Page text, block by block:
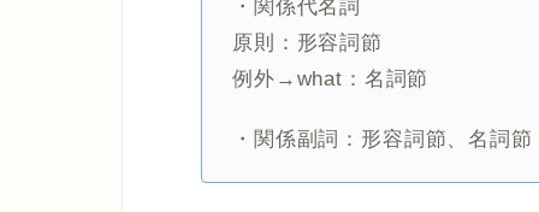
・関係代名詞
原則：形容詞節
例外→what：名詞節
・関係副詞：形容詞節、名詞節